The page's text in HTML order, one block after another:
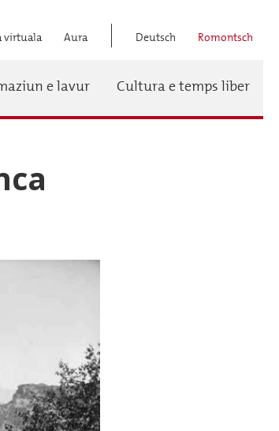
Menü
virtuala Aura Deutsch Romontsch
e lavur Cultura e temps liber